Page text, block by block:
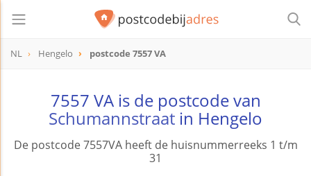
NL Hengelo postcode 7557 VA
7557 VA is de postcode van
Schumannstraat in Hengelo
De postcode 7557VA heeft de huisnummerreeks 1 t/m
31